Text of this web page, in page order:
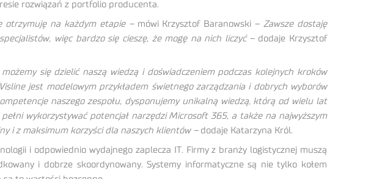
rozwiązań z portfolio producenta.
otrzymuję na każdym etapie –mówi Krzysztof Baranowski – Zawsze dostaję
więc bardzo się cieszę, że mogę na nich liczyć– dodaje Krzysztof
się dzielić naszą wiedzą i doświadczeniem podczas kolejnych kroków
Visline jest modelowym przykładem świetnego zarządzania i dobrych wyborów
naszego zespołu, dysponujemy unikalną wiedzą, którą od wielu lat
wykorzystywać potencjał narzędzi Microsoft 365, a także na najwyższym
i z maksimum korzyści dla naszych klientów –dodaje Katarzyna Król.
i odpowiednio wydajnego zaplecza IT. Firmy z branży logistycznej muszą
i dobrze skoordynowany. Systemy informatyczne są nie tylko kołem